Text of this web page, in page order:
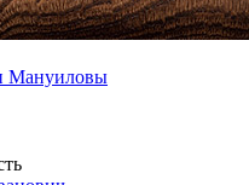
Мануиловы